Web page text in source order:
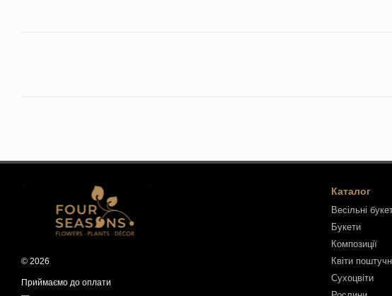
© 2026
Приймаємо до оплати
Каталог
Весільні
Букети
Композиції
Квіти
Сухоцвіти